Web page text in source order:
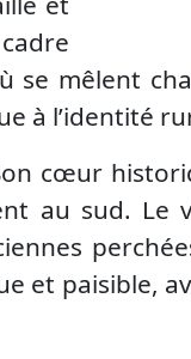
se mêlent
à l’identité
cœur
au sud. Le
et paisible,